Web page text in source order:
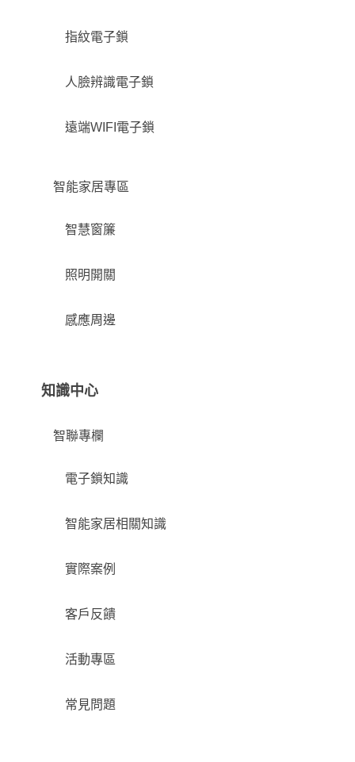
指紋電子鎖
人臉辨識電子鎖
遠端WIFI電子鎖
智能家居專區
智慧窗簾
照明開關
感應周邊
知識中心
智聯專欄
電子鎖知識
智能家居相關知識
實際案例
客戶反饋
活動專區
常見問題